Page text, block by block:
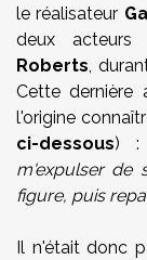
le réalisateur
deux acteurs
Roberts,
Cette dernière
l'origine
ci-dessous) :
m'expulser de
figure, puis
Il n'était donc